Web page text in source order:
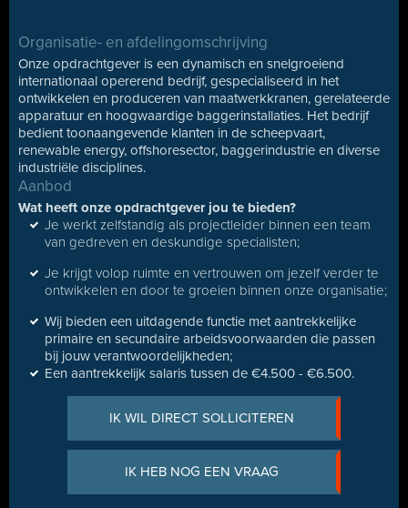
Organisatie- en afdelingomschrijving
Onze opdrachtgever is een dynamisch en snelgroeiend
internationaal opererend bedrijf, gespecialiseerd in het
ontwikkelen en produceren van maatwerkkranen, gerelateerde
apparatuur en hoogwaardige baggerinstallaties. Het bedrijf
bedient toonaangevende klanten in de scheepvaart,
renewable energy, offshoresector, baggerindustrie en diverse
industriële disciplines.
Aanbod
Wat heeft onze opdrachtgever jou te bieden?
Je werkt zelfstandig als projectleider binnen een team
van gedreven en deskundige specialisten;
Je krijgt volop ruimte en vertrouwen om jezelf verder te
ontwikkelen en door te groeien binnen onze organisatie;
Wij bieden een uitdagende functie met aantrekkelijke
primaire en secundaire arbeidsvoorwaarden die passen
bij jouw verantwoordelijkheden;
Een aantrekkelijk salaris tussen de €4.500 - €6.500.
IK WIL DIRECT SOLLICITEREN
IK HEB NOG EEN VRAAG